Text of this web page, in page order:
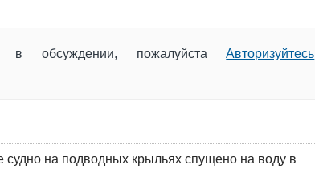
в обсуждении, пожалуйстаАвторизуйтесь
на подводных крыльях спущено на воду в